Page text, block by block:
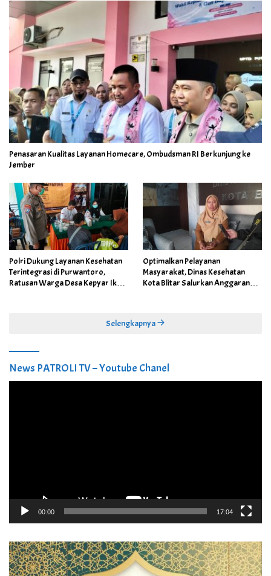
Penasaran Kualitas Layanan Homecare, Ombudsman RI Berkunjung ke
Jember
Polri Dukung Layanan Kesehatan
Terintegrasi di Purwantoro,
Ratusan Warga Desa Kepyar Ikuti
Optimalkan Pelayanan
Masyarakat, Dinas Kesehatan
Kota Blitar Salurkan Anggaran
Selengkapnya
News PATROLI TV – Youtube Chanel
00:00 17:04